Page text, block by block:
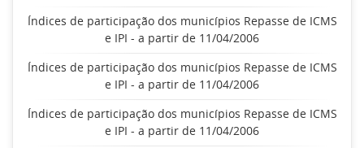
Índices de participação dos municípios Repasse de ICMS
e IPI - a partir de 11/04/2006
Índices de participação dos municípios Repasse de ICMS
e IPI - a partir de 11/04/2006
Índices de participação dos municípios Repasse de ICMS
e IPI - a partir de 11/04/2006